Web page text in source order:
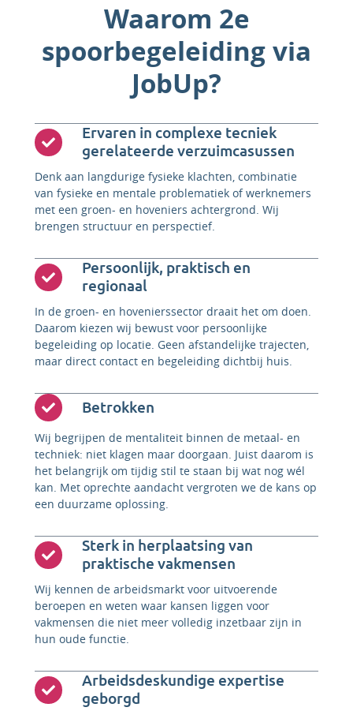
Waarom 2e
spoorbegeleiding via
JobUp?
Ervaren in complexe tecniek
gerelateerde verzuimcasussen
Denk aan langdurige fysieke klachten, combinatie
van fysieke en mentale problematiek of werknemers
met een groen- en hoveniers achtergrond. Wij
brengen structuur en perspectief.
Persoonlijk, praktisch en
regionaal
In de groen- en hovenierssector draait het om doen.
Daarom kiezen wij bewust voor persoonlijke
begeleiding op locatie. Geen afstandelijke trajecten,
maar direct contact en begeleiding dichtbij huis.
Betrokken
Wij begrijpen de mentaliteit binnen de metaal- en
techniek: niet klagen maar doorgaan. Juist daarom is
het belangrijk om tijdig stil te staan bij wat nog wél
kan. Met oprechte aandacht vergroten we de kans op
een duurzame oplossing.
Sterk in herplaatsing van
praktische vakmensen
Wij kennen de arbeidsmarkt voor uitvoerende
beroepen en weten waar kansen liggen voor
vakmensen die niet meer volledig inzetbaar zijn in
hun oude functie.
Arbeidsdeskundige expertise
geborgd